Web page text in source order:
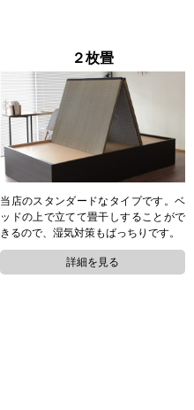
２枚畳
当店のスタンダードなタイプです。ベ
ッドの上で立てて畳干しすることがで
きるので、湿気対策もばっちりです。